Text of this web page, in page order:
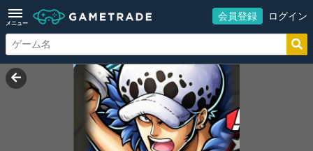
メニュー
会員登録 ログイン